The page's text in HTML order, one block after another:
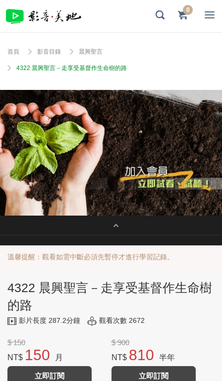
0
首頁 影音目錄 晨興聖言
4322 晨興聖言－走享受基督作生命樹的路
溫馨提醒：觀看如需中斷必須先暫停才進行學習記錄。
4322 晨興聖言－走享受基督作生命樹
的路
影片長度 287.2分鐘 觀看次數 2672
$ 150
NT$ 150 月
立即訂閱
$ 900
NT$ 810 半年
立即訂閱